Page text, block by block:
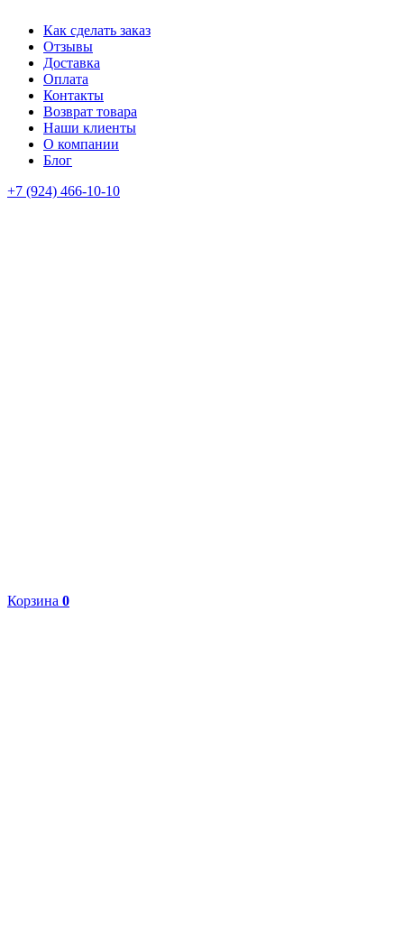
Как сделать заказ
Отзывы
Доставка
Оплата
Контакты
Возврат товара
Наши клиенты
О компании
Блог
+7 (924) 466-10-10
Корзина 0